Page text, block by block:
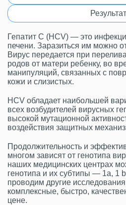
Гепатит С (HCV) — это
печени. Заразиться им можно
Вирус передается при
родов от матери ребенку, во
манипуляций, связанных с
кожи и слизистых.
HCV обладает наибольшей
всех возбудителей вирусных
высокой мутационной
воздействия защитных
Продолжительность и
многом зависят от генотипа
наших медицинских центрах
генотипа и их субтипы — 1a, 1
проводим другие
комплексные, быстро,
цене.